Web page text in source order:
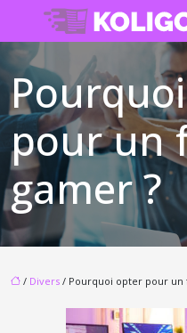
pour un
gamer ?
/ Divers / Pourquoi opter pour un